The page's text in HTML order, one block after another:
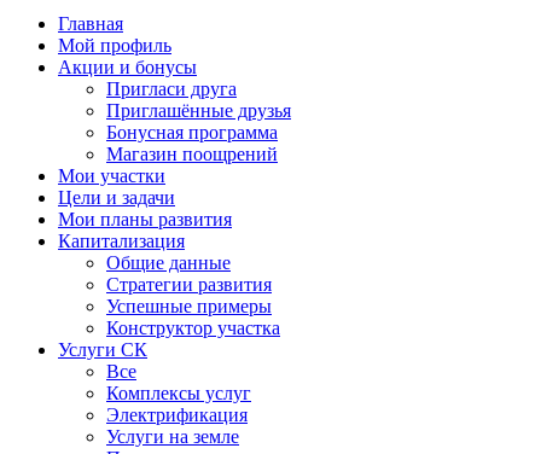
Главная
Мой профиль
Акции и бонусы
Пригласи друга
Приглашённые друзья
Бонусная программа
Магазин поощрений
Мои участки
Цели и задачи
Мои планы развития
Капитализация
Общие данные
Стратегии развития
Успешные примеры
Конструктор участка
Услуги СК
Все
Комплексы услуг
Электрификация
Услуги на земле